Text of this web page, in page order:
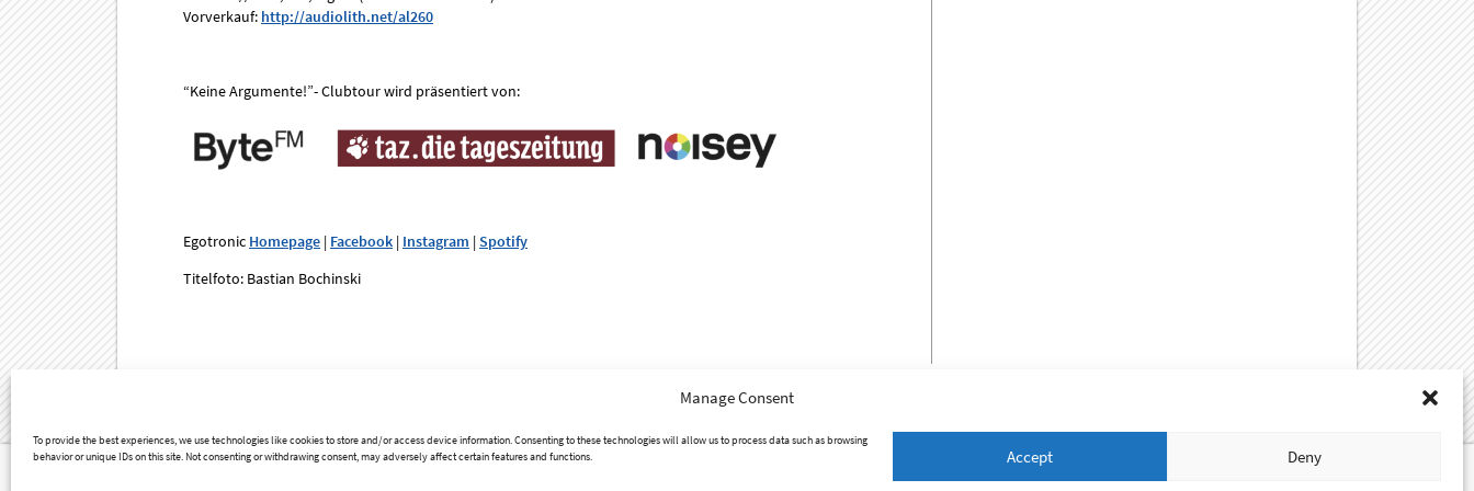
Manage Consent
To provide the best experiences, we use technologies like cookies to store and/or access device information. Consenting to these technologies will allow us to process data such as browsing
behavior or unique IDs on this site. Not consenting or withdrawing consent, may adversely affect certain features and functions.
Accept Deny
Vorverkauf: http://audiolith.net/al260
“Keine Argumente!”- Clubtour wird präsentiert von:
Egotronic Homepage | Facebook | Instagram |Spotify
Titelfoto: Bastian Bochinski